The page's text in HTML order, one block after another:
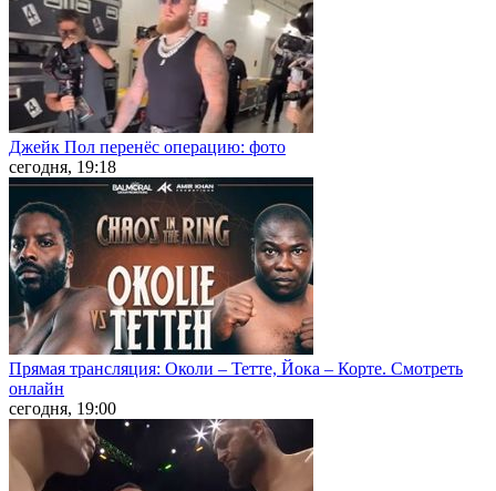
Джейк Пол перенёс операцию: фото
сегодня, 19:18
Прямая трансляция: Околи – Тетте, Йока – Корте. Смотреть
онлайн
сегодня, 19:00